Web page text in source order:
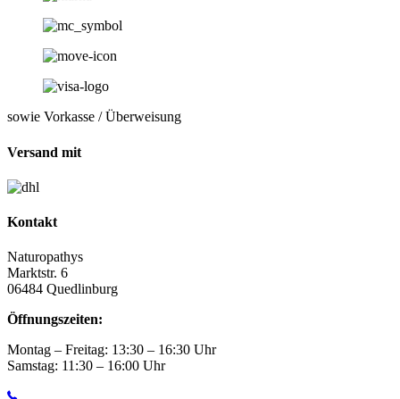
sowie Vorkasse / Überweisung
Versand mit
Kontakt
Naturopathys
Marktstr. 6
06484 Quedlinburg
Öffnungszeiten:
Montag – Freitag: 13:30 – 16:30 Uhr
Samstag: 11:30 – 16:00 Uhr